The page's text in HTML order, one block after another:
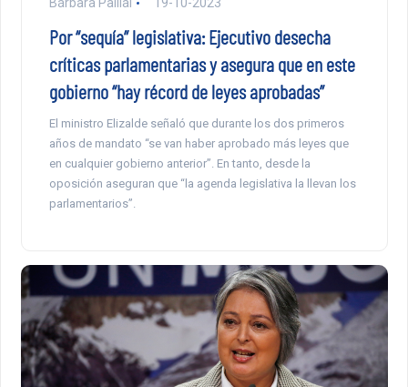
Por “sequía” legislativa: Ejecutivo desecha
críticas parlamentarias y asegura que en este
gobierno “hay récord de leyes aprobadas”
El ministro Elizalde señaló que durante los dos primeros
años de mandato “se van haber aprobado más leyes que
en cualquier gobierno anterior”. En tanto, desde la
oposición aseguran que “la agenda legislativa la llevan los
parlamentarios”.